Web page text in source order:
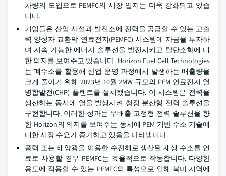
차량의 도입으로 PEMFC의 시장 입지는 더욱 강화되고 있습
니다.
기업들은 산업 시설과 발전소에 전력을 공급할 수 있는 고출
력 양성자 교환막 연료전지(PEMFC) 시스템에 자금을 투자하
며 지속 가능한 에너지 솔루션을 발전시키고 탈탄소화에 대
한 의지를 보여주고 있습니다. Horizon Fuel Cell Technologies
는 폐수소를 활용해 산업 운영 과정에서 발생하는 배출량을
크게 줄이기 위해 2023년 10월 2MW 규모의 PEM 연료전지 열
병합발전(CHP) 플랜트를 설치했습니다. 이 시스템은 전력을
생산하는 동시에 열을 발생시켜 청정 분산형 전력 솔루션을
구현합니다. 이러한 성과는 무배출 고정형 전력 솔루션을 향
한 Horizon의 의지를 보여주는 동시에 PEM 기반 수소 기술에
대한 시장 수요가 증가하고 있음을 나타냅니다.
풍력 또는 태양광을 이용한 수전해로 생산된 재생 수소를 연
료로 사용할 경우 PEMFC는 효율적으로 작동합니다. 다양한
용도에 적용할 수 있는 PEMFC의 특성으로 인해 북미 지역에